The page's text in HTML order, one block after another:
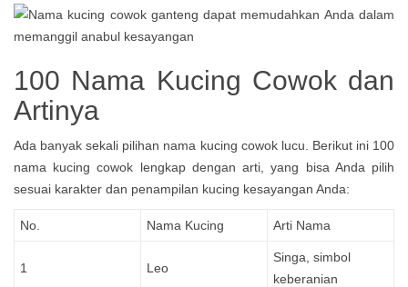
100 Nama Kucing Cowok dan
Artinya
Ada banyak sekali pilihan nama kucing cowok lucu. Berikut ini 100
nama kucing cowok lengkap dengan arti, yang bisa Anda pilih
sesuai karakter dan penampilan kucing kesayangan Anda:
No. Nama Kucing Arti Nama
1 Leo
Singa, simbol
keberanian